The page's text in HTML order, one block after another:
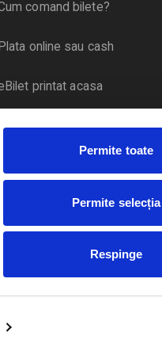
Permite toate
Permite selecția
Respinge
comand bilete?
Plata online sau cash
printat acasa
Livrare prin curier
Duplicare bilete